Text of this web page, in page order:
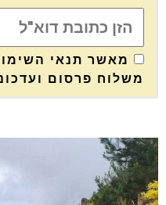
מאשר תנאי
משלוח פרסום